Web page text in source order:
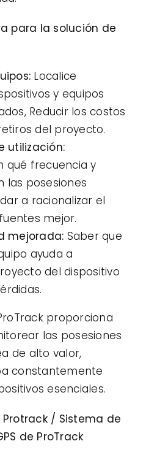
para la solución de
Localice
y equipos
Reducir los costos
del proyecto.
utilización:
qué frecuencia y
las posesiones
a racionalizar el
mejor.
mejorada: Saber que
ayuda a
del dispositivo
proporciona
las posesiones
de alto valor,
constantemente
esenciales.
Protrack / Sistema de
de ProTrack